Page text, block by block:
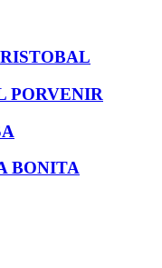
PORVENIR
BONITA